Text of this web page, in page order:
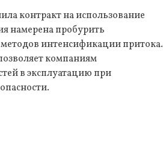
контракт на использование
намерена пробурить
интенсификации притока.
компаниям
в эксплуатацию при